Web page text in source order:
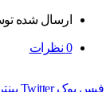
ارسال شده
0 نظرات
فیس بوک Twitter